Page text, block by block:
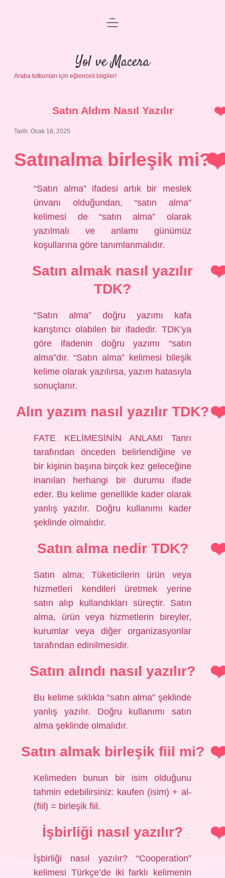
Anasayfa
Gizlilik Politikası
Yasal Uyarı
menüyü
Yol ve Macera
Araba tutkunları için eğlenceli bilgiler!
Satın Aldım Nasıl Yazılır
Tarih: Ocak 18, 2025
Satınalma birleşik mi?
“Satın alma” ifadesi artık bir meslek
ünvanı olduğundan, “satın alma”
kelimesi de “satın alma” olarak
yazılmalı ve anlamı günümüz
koşullarına göre tanımlanmalıdır.
Satın almak nasıl yazılır
TDK?
“Satın alma” doğru yazımı kafa
karıştırıcı olabilen bir ifadedir. TDK’ya
göre ifadenin doğru yazımı “satın
alma”dır. “Satın alma” kelimesi bileşik
kelime olarak yazılırsa, yazım hatasıyla
sonuçlanır.
Alın yazım nasıl yazılır TDK?
FATE KELİMESİNİN ANLAMI Tanrı
tarafından önceden belirlendiğine ve
bir kişinin başına birçok kez geleceğine
inanılan herhangi bir durumu ifade
eder. Bu kelime genellikle kader olarak
yanlış yazılır. Doğru kullanımı kader
şeklinde olmalıdır.
Satın alma nedir TDK?
Satın alma; Tüketicilerin ürün veya
hizmetleri kendileri üretmek yerine
satın alıp kullandıkları süreçtir. Satın
alma, ürün veya hizmetlerin bireyler,
kurumlar veya diğer organizasyonlar
tarafından edinilmesidir.
Satın alındı nasıl yazılır?
Bu kelime sıklıkla “satın alma” şeklinde
yanlış yazılır. Doğru kullanımı satın
alma şeklinde olmalıdır.
Satın almak birleşik fiil mi?
Kelimeden bunun bir isim olduğunu
tahmin edebilirsiniz: kaufen (isim) + al-
(fiil) = birleşik fiil.
İşbirliği nasıl yazılır?
İşbirliği nasıl yazılır? “Cooperation”
kelimesi Türkçe’de iki farklı kelimenin